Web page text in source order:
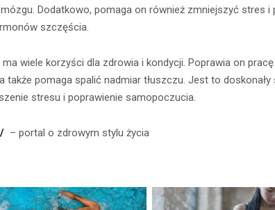
Dodatkowo, pomaga on również zmniejszyć stres i
szczęścia.
wiele korzyści dla zdrowia i kondycji. Poprawia on
także pomaga spalić nadmiar tłuszczu. Jest to
stresu i poprawienie samopoczucia.
– portal o zdrowym stylu życia